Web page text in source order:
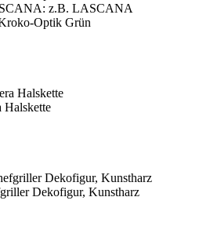
z.B. LASCANA
Optik Grün
Halskette
Dekofigur, Kunstharz